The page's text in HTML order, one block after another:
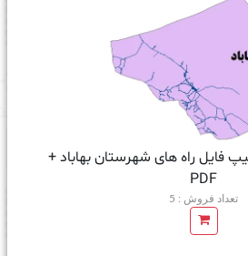
فایل راه های شهرستان بهاباد +
PDF
تعداد فروش : 5